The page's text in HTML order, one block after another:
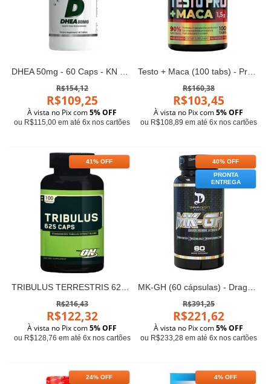
DHEA 50mg - 60 Caps - KN Nutrition
R$154,12
R$109,25
À vista no Pix com5% OFF
ou R$115,00 em até 6x nos cartões
Testo + Maca (100 tabs) - Pro Size Nutrition
R$160,38
R$103,45
À vista no Pix com5% OFF
ou R$108,89 em até 6x nos cartões
41% OFF
TRIBULUS TERRESTRIS 625mg - Optimum Nutrition (100 cápsulas)
R$216,43
R$122,32
À vista no Pix com5% OFF
ou R$128,76 em até 6x nos cartões
40% OFF
PRONTA
ENTREGA
MK-GH (60 cápsulas) - Dragon Pharma
R$391,25
R$221,62
À vista no Pix com5% OFF
ou R$233,28 em até 6x nos cartões
24% OFF 4% OFF